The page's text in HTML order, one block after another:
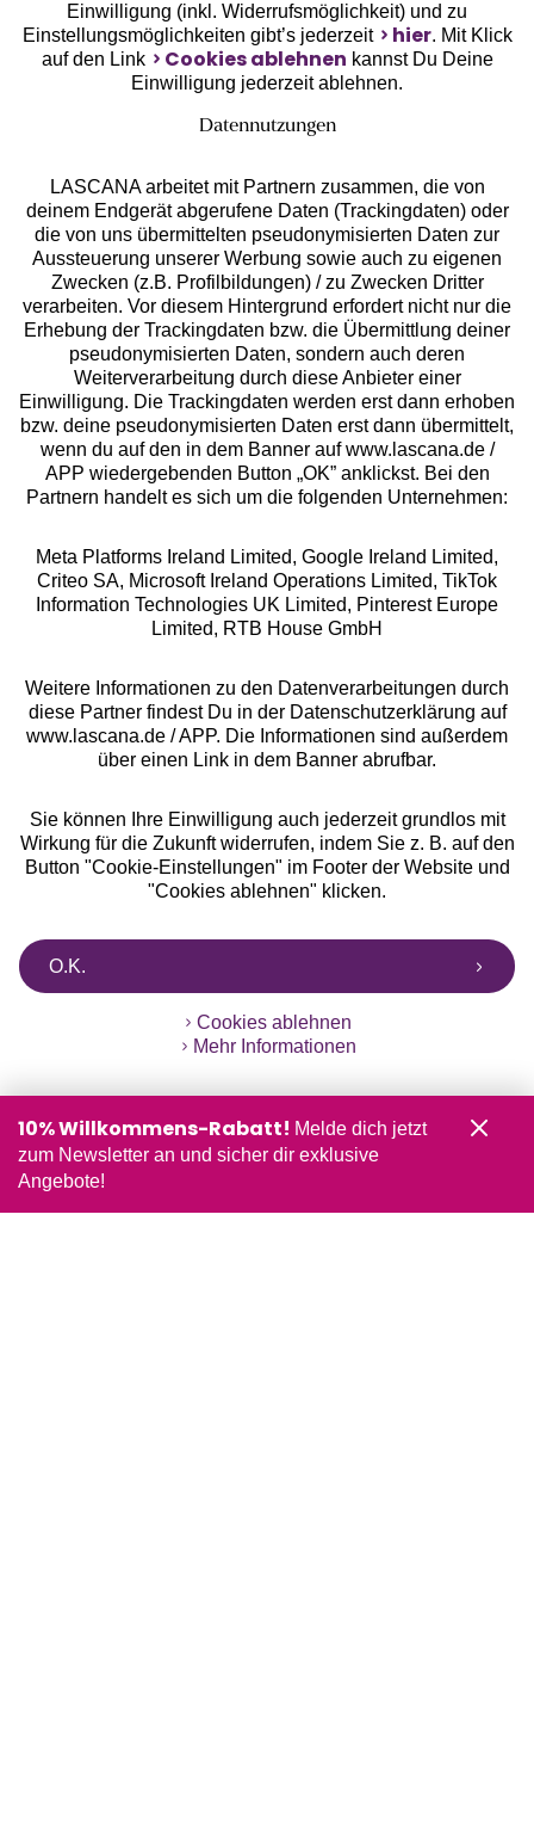
Services
Beratung
Über uns
Rechtliches
Alle Preise inkl. MwSt., zzgl.
Versandkosten
** Bonität vorausgesetzt, berechtigt zur Bonitätsprüfung
Einwilligung (inkl. Widerrufsmöglichkeit) und zu
Einstellungsmöglichkeiten gibt’s jederzeit
hier. Mit Klick
auf den Link
Cookies ablehnen kannst Du Deine
Einwilligung jederzeit ablehnen.
Datennutzungen
LASCANA arbeitet mit Partnern zusammen, die von
deinem Endgerät abgerufene Daten (Trackingdaten) oder
die von uns übermittelten pseudonymisierten Daten zur
Aussteuerung unserer Werbung sowie auch zu eigenen
Zwecken (z.B. Profilbildungen) / zu Zwecken Dritter
verarbeiten. Vor diesem Hintergrund erfordert nicht nur die
Erhebung der Trackingdaten bzw. die Übermittlung deiner
pseudonymisierten Daten, sondern auch deren
Weiterverarbeitung durch diese Anbieter einer
Einwilligung. Die Trackingdaten werden erst dann erhoben
bzw. deine pseudonymisierten Daten erst dann übermittelt,
wenn du auf den in dem Banner auf www.lascana.de /
APP wiedergebenden Button „OK” anklickst. Bei den
Partnern handelt es sich um die folgenden Unternehmen:
Meta Platforms Ireland Limited, Google Ireland Limited,
Criteo SA, Microsoft Ireland Operations Limited, TikTok
Information Technologies UK Limited, Pinterest Europe
Limited, RTB House GmbH
Weitere Informationen zu den Datenverarbeitungen durch
diese Partner findest Du in der Datenschutzerklärung auf
www.lascana.de / APP. Die Informationen sind außerdem
über einen Link in dem Banner abrufbar.
Sie können Ihre Einwilligung auch jederzeit grundlos mit
Wirkung für die Zukunft widerrufen, indem Sie z. B. auf den
Button "Cookie-Einstellungen" im Footer der Website und
"Cookies ablehnen" klicken.
O.K.
Cookies ablehnen
Mehr Informationen
10% Willkommens-Rabatt! Melde dich jetzt
zum Newsletter an und sicher dir exklusive
Angebote!